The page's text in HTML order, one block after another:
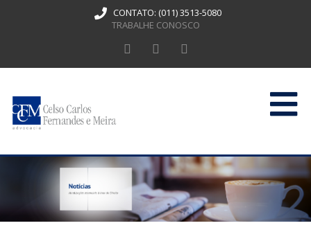
CONTATO: (011) 3513-5080
TRABALHE CONOSCO
HOME
QUEM SOMOS
ATUAÇÃO